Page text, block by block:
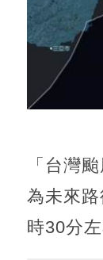
「台灣
為未來
時30分